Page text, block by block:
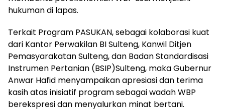
hukuman di lapas.
Terkait Program PASUKAN, sebagai kolaborasi kuat
dari Kantor Perwakilan BI Sulteng, Kanwil Ditjen
Pemasyarakatan Sulteng, dan Badan Standardisasi
Instrumen Pertanian (BSIP)Sulteng, maka Gubernur
Anwar Hafid menyampaikan apresiasi dan terima
kasih atas inisiatif program sebagai wadah WBP
berekspresi dan menyalurkan minat bertani.